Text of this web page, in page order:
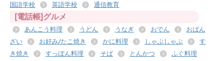
国語学校
英語学校 通信教育
[電話帳]グルメ
あんこう料理 うどん うなぎ おでん
おばん
ざい
お好み/たこ焼き かに料理 しゃぶしゃぶ
す
き焼き
すっぽん料理 そば とんかつ
ふぐ料理